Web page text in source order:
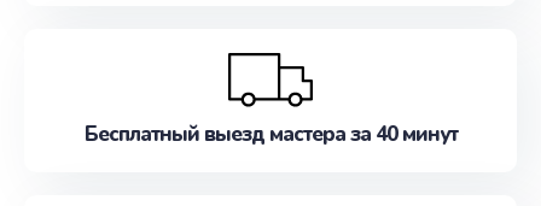
Бесплатный выезд мастера за 40 минут